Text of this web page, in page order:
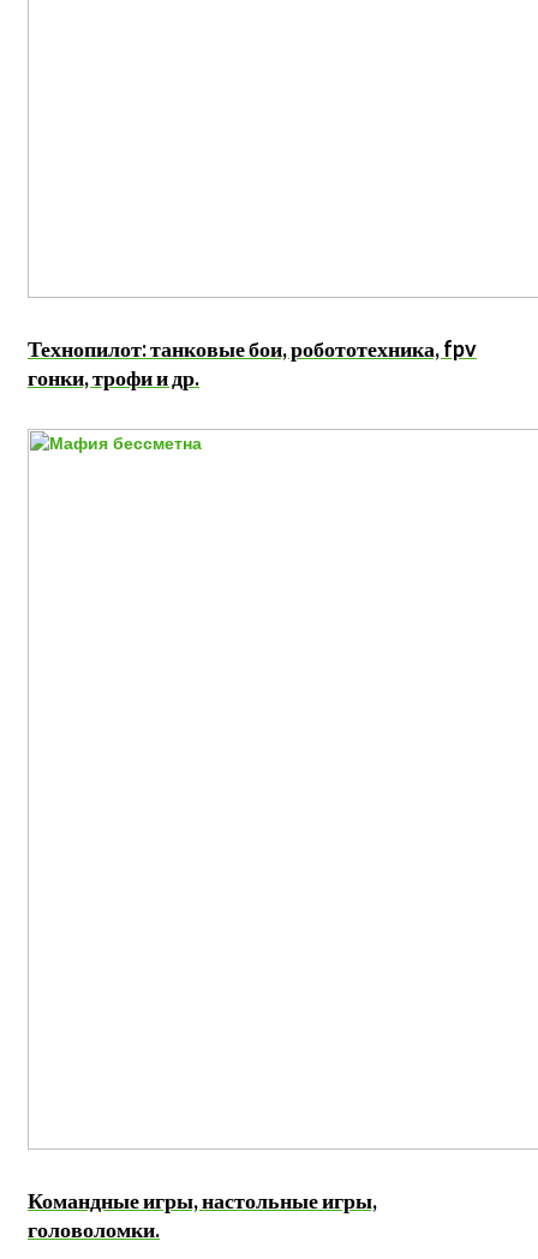
Технопилот: танковые бои, робототехника, fpv
гонки, трофи и др.
Командные игры, настольные игры,
головоломки.